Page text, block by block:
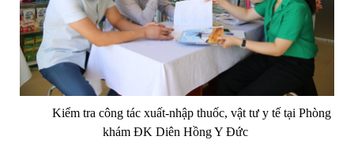
Kiểm tra công tác xuất-nhập thuốc, vật tư y tế tại Phòng
khám ĐK Diên Hồng Y Đức